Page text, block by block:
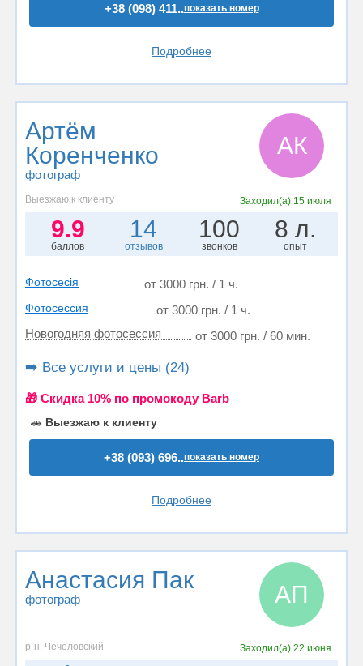
+38 (098) 411..показать номер
Подробнее
Артём
Коренченко
фотограф
АК
Выезжаю к клиенту Заходил(а) 15 июля
9.9
баллов
14
отзывов
100
звонков
8 л.
опыт
Фотосесія от 3000 грн. / 1 ч.
Фотосессия
от 3000 грн. / 1 ч.
Новогодняя фотосессия
от 3000 грн. / 60 мин.
➡️ Все услуги и цены (24)
🎁 Cкидка 10% по промокоду Barb
🚗 Выезжаю к клиенту
+38 (093) 696..показать номер
Подробнее
Анастасия Пак
фотограф АП
р-н. Чечеловский Заходил(а)22 июня